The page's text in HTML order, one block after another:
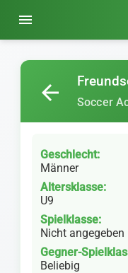
menu
Soccer
arrow_back
Geschlecht:
Männer
Altersklasse:
U9
Spielklasse:
Nicht angegeben
Gegner-
Beliebig